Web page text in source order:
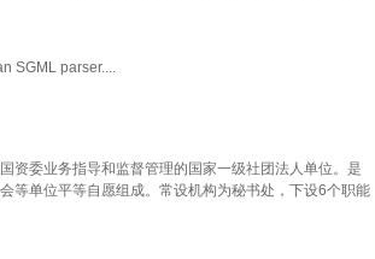
服务，是读书治学的理想圣地。
SGML parser.
资委业务指导和监督管理的国家一级社团法人单位。是
等单位平等自愿组成。常设机构为秘书处，下设6个职能
质量管理体系认证；2009年5月，被民政部授予